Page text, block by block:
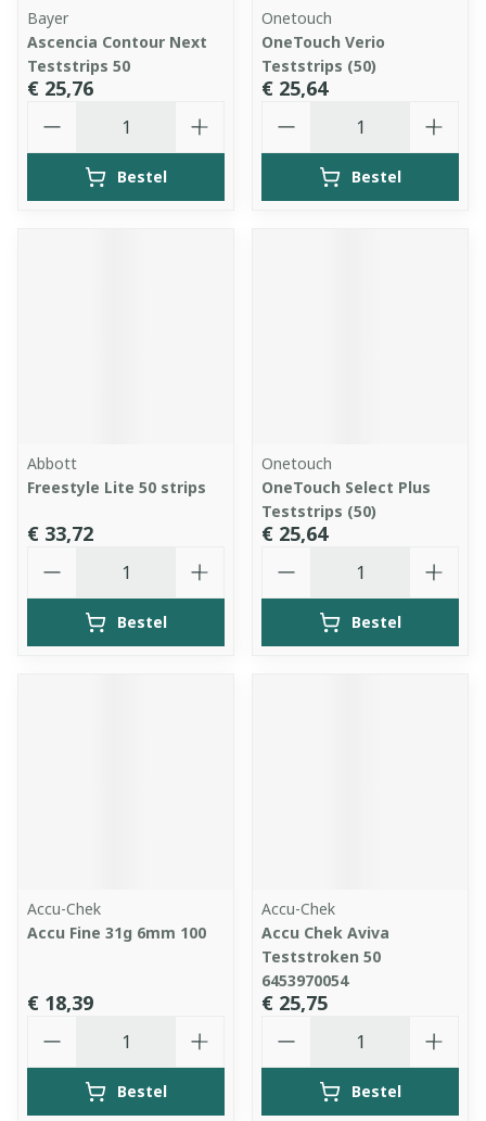
Bayer
Ascencia Contour Next
Teststrips 50
€ 25,76
Bestel
Onetouch
OneTouch Verio
Teststrips (50)
€ 25,64
Bestel
Abbott
Freestyle Lite 50 strips
€ 33,72
Bestel
Onetouch
OneTouch Select Plus
Teststrips (50)
€ 25,64
Bestel
Accu-Chek
Accu Fine 31g 6mm 100
€ 18,39
Bestel
Accu-Chek
Accu Chek Aviva
Teststroken 50
6453970054
€ 25,75
Bestel